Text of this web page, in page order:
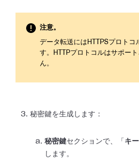
注意。
データ転送にはHTTPSプロトコ
す。HTTPプロトコルはサポー
ん。
秘密鍵を生成します：
秘密鍵セクションで、「 キ
します。